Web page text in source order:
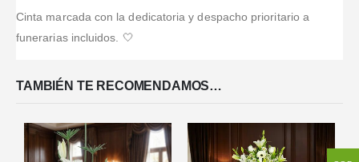
Cinta marcada con la dedicatoria y despacho prioritario a
funerarias incluidos. 🤍
TAMBIÉN TE RECOMENDAMOS…